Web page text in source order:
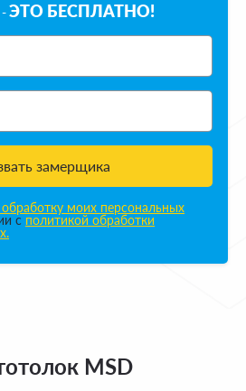
ЭТО БЕСПЛАТНО!
замерщика
обработку моих персональных
с политикой обработки
MSD